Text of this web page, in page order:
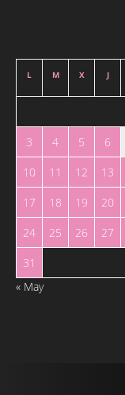
L M X J
3
4 5 6
10
11 12 13
17
18 19 20
24
25 26 27
31
« May